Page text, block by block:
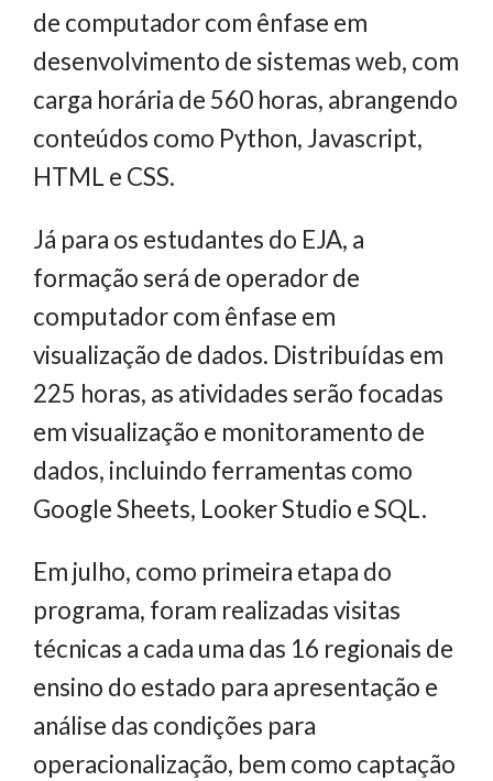
de computador com ênfase em
desenvolvimento de sistemas web, com
carga horária de 560 horas, abrangendo
conteúdos como Python, Javascript,
HTML e CSS.
Já para os estudantes do EJA, a
formação será de operador de
computador com ênfase em
visualização de dados. Distribuídas em
225 horas, as atividades serão focadas
em visualização e monitoramento de
dados, incluindo ferramentas como
Google Sheets, Looker Studio e SQL.
Em julho, como primeira etapa do
programa, foram realizadas visitas
técnicas a cada uma das 16 regionais de
ensino do estado para apresentação e
análise das condições para
operacionalização, bem como captação